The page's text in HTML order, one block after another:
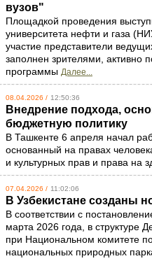
вузов"
Площадкой проведения
университета нефти и газа
участие представители
заполнен зрителями, активно
программы Далее...
08.04.2026 / 12:50:36
Внедрение подхода,
бюджетную политику
В Ташкенте 6 апреля начал
основанный на правах
и культурных прав и права
07.04.2026 / 11:02:06
В Узбекистане созданы
В соответствии с
марта 2026 года, в структуре
при Национальном комитете
национальных природных